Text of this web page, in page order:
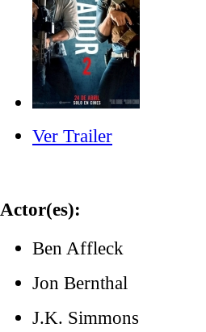
Ver Trailer
Actor(es):
Ben Affleck
Jon Bernthal
J.K. Simmons